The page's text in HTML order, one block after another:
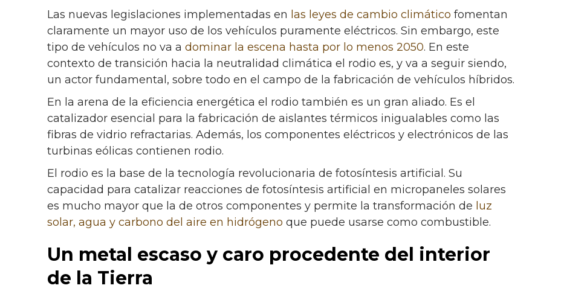
Las nuevas legislaciones implementadas en las leyes de cambio climático fomentan
claramente un mayor uso de los vehículos puramente eléctricos. Sin embargo, este
tipo de vehículos no va adominar la escena hasta por lo menos 2050. En este
contexto de transición hacia la neutralidad climática el rodio es, y va a seguir siendo,
un actor fundamental, sobre todo en el campo de la fabricación de vehículos híbridos.
En la arena de la eficiencia energética el rodio también es un gran aliado. Es el
catalizador esencial para la fabricación de aislantes térmicos inigualables como las
fibras de vidrio refractarias. Además, los componentes eléctricos y electrónicos de las
turbinas eólicas contienen rodio.
El rodio es la base de la tecnología revolucionaria de fotosíntesis artificial. Su
capacidad para catalizar reacciones de fotosíntesis artificial en micropaneles solares
es mucho mayor que la de otros componentes y permite la transformación de luz
solar, agua y carbono del aire en hidrógeno que puede usarse como combustible.
Un metal escaso y caro procedente del interior
de la Tierra